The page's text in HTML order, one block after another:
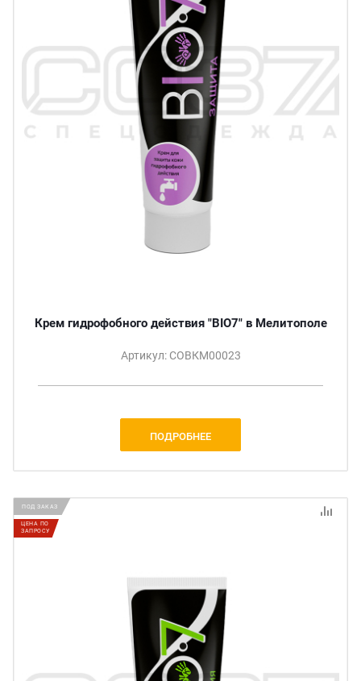
Крем гидрофобного действия "BIO7" в Мелитополе
Артикул: СОВКМ00023
ПОДРОБНЕЕ
ПОД ЗАКАЗ
ЦЕНА ПО
ЗАПРОСУ